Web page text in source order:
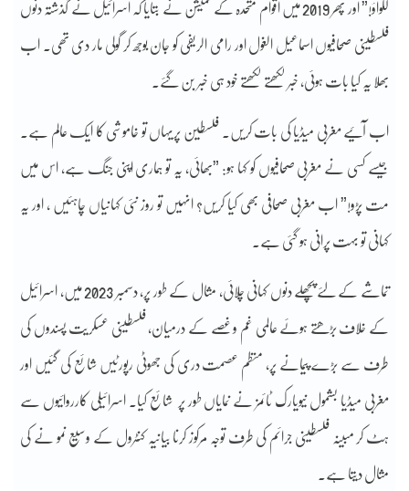
لگواؤ!” اور پھر 2019 میں اقوام متحدہ کے کمیشن نے بتایا کہ اسرائیل نے گذشتہ دنوں
فلسطینی صحافیوں اسماعیل الغول اور رامی الریفی کو جان بوجھ کر گولی مار دی تھی۔ اب
بھلا یہ کیا بات ہوئی، خبر لکھتے لکھتے خود ہی خبر بن گئے۔
اب آئیے مغربی میڈیا کی بات کریں۔ فلسطین پریہاں تو خاموشی کا ایک عالم ہے۔
جیسے کسی نے مغربی صحافیوں کو کہا ہو: ”بھائی، یہ تو ہماری اپنی جنگ ہے، اس میں
مت پڑو!” اب مغربی صحافی بھی کیا کریں؟ انہیں تو روز نئی کہانیاں چاہئیں ، اور یہ
کہانی تو بہت پرانی ہو گئی ہے۔
تماشے کے لئے پچھلے دنوں کہانی چلائی، مثال کے طور پر، دسمبر 2023 میں، اسرائیل
کے خلاف بڑھتے ہوئے عالمی غم و غصے کے درمیان، فلسطینی عسکریت پسندوں کی
طرف سے بڑے پیمانے پر، منظم عصمت دری کی جھوٹی رپورٹیں شائع کی گئیں اور
مغربی میڈیا بشمول نیویارک ٹائمز نے نمایاں طور پر شائع کیا۔ اسرائیلی کارروائیوں سے
ہٹ کر مبینہ فلسطینی جرائم کی طرف توجہ مرکوز کرنا بیانیہ کنٹرول کے وسیع نمو نے کی
مثال دیتا ہے۔